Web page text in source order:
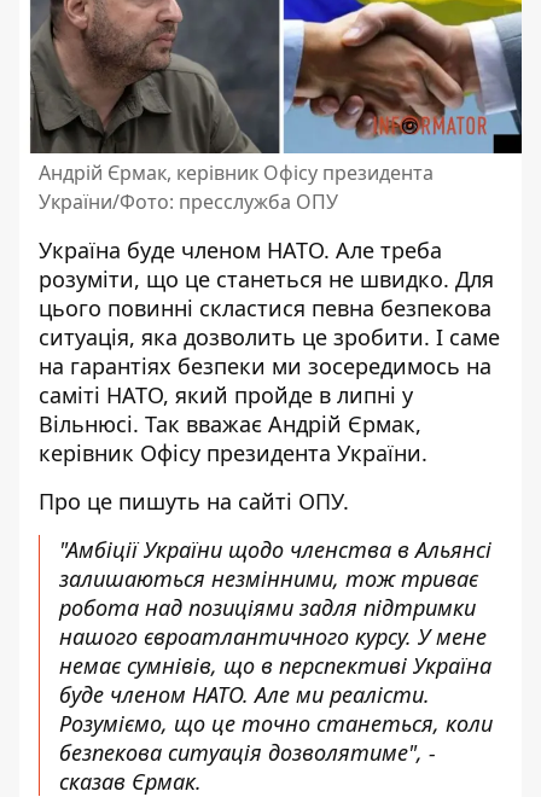
Андрій Єрмак, керівник Офісу президента
України/Фото: пресслужба ОПУ
Україна буде членом НАТО. Але треба
розуміти, що це станеться не швидко. Для
цього повинні скластися певна безпекова
ситуація, яка дозволить це зробити. І саме
на гарантіях безпеки ми зосередимось на
саміті НАТО, який пройде в липні у
Вільнюсі. Так вважає Андрій Єрмак,
керівник Офісу президента України.
Про це пишуть на сайті ОПУ.
"Амбіції України щодо членства в Альянсі
залишаються незмінними, тож триває
робота над позиціями задля підтримки
нашого євроатлантичного курсу. У мене
немає сумнівів, що в перспективі Україна
буде членом НАТО. Але ми реалісти.
Розуміємо, що це точно станеться, коли
безпекова ситуація дозволятиме", -
сказав Єрмак.